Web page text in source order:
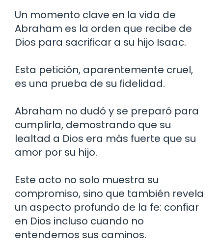
Un momento clave en la vida de
Abraham es la orden que recibe de
Dios para sacrificar a su hijo Isaac.
Esta petición, aparentemente cruel,
es una prueba de su fidelidad.
Abraham no dudó y se preparó para
cumplirla, demostrando que su
lealtad a Dios era más fuerte que su
amor por su hijo.
Este acto no solo muestra su
compromiso, sino que también revela
un aspecto profundo de la fe: confiar
en Dios incluso cuando no
entendemos sus caminos.